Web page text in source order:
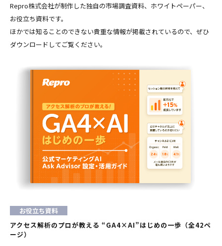
Repro株式会社が制作した独自の市場調査資料、ホワイトペーパー、
お役立ち資料です。
ほかでは知ることのできない貴重な情報が掲載されているので、ぜひ
ダウンロードしてご覧ください。
お役立ち資料
アクセス解析のプロが教える “GA4×AI”はじめの一歩（全42ペ
ージ）